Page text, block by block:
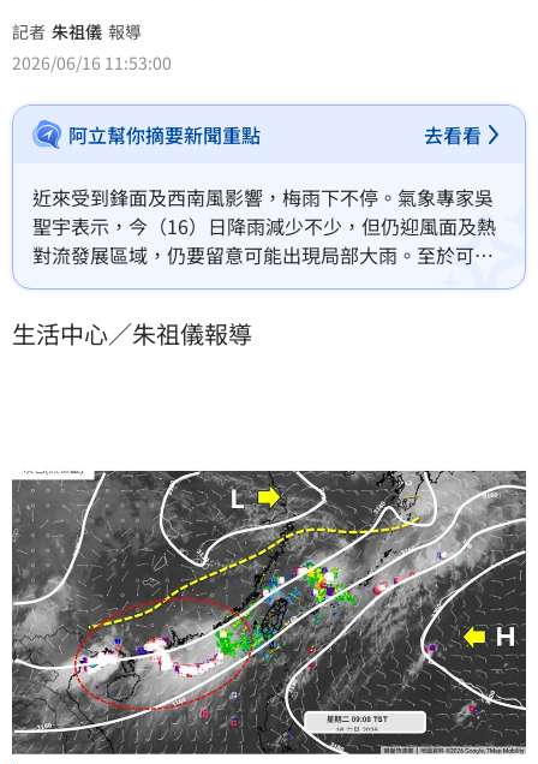
記者 朱祖儀 報導
2026/06/16 11:53:00
阿立幫你摘要新聞重點 去看看
近來受到鋒面及西南風影響，梅雨下不停。氣象專家吳
聖宇表示，今（16）日降雨減少不少，但仍迎風面及熱
對流發展區域，仍要留意可能出現局部大雨。至於可能
生成的新台風，目前路徑主要有2個方向，AI預報模式可
生活中心／朱祖儀報導